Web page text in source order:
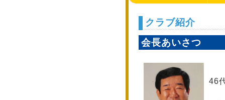
クラブ紹介
会長あいさつ
46